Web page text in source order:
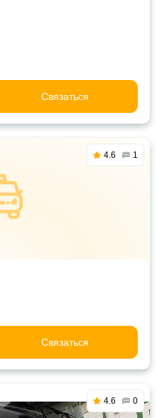
Связаться
4.6 1
Связаться
4.6 0